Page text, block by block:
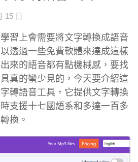
15 日
習上會需要將文字轉換成語音
透過一些免費軟體來達成這樣
來的語音都有點機械感，要找
真的蠻少見的，今天要介紹這
轉語音工具，它提供文字轉換
支援十七國語系和多達一百多
換。